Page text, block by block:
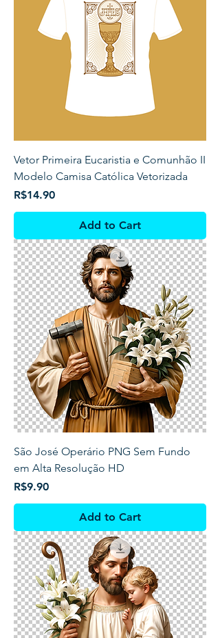
Vetor Primeira Eucaristia e Comunhão II
Modelo Camisa Católica Vetorizada
Price
R$14.90
Add to Cart
São José Operário PNG Sem Fundo
em Alta Resolução HD
Price
R$9.90
Add to Cart